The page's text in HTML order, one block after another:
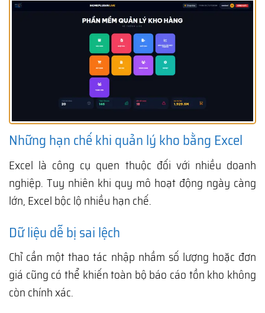
Những hạn chế khi quản lý kho bằng Excel
Excel là công cụ quen thuộc đối với nhiều doanh
nghiệp. Tuy nhiên khi quy mô hoạt động ngày càng
lớn, Excel bộc lộ nhiều hạn chế.
Dữ liệu dễ bị sai lệch
Chỉ cần một thao tác nhập nhầm số lượng hoặc đơn
giá cũng có thể khiến toàn bộ báo cáo tồn kho không
còn chính xác.